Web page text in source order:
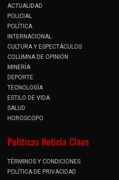
ACTUALIDAD
POLICIAL
POLÍTICA
INTERNACIONAL
CULTURA Y ESPECTÁCULOS
COLUMNA DE OPINIÓN
MINERÍA
DEPORTE
TECNOLOGÍA
ESTILO DE VIDA
SALUD
HOROSCOPO
Politicas Noticia Clave
TÉRMINOS Y CONDICIONES
POLÍTICA DE PRIVACIDAD